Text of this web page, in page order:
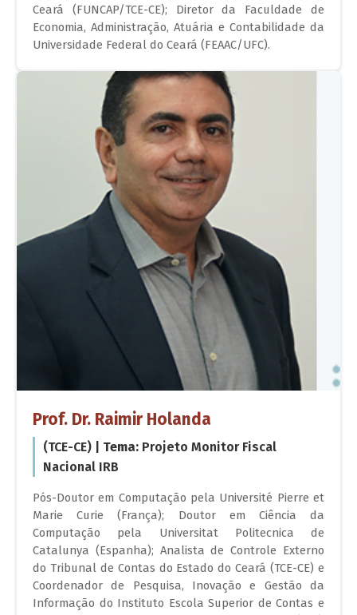
Ceará (FUNCAP/TCE-CE); Diretor da Faculdade de
Economia, Administração, Atuária e Contabilidade da
Universidade Federal do Ceará (FEAAC/UFC).
Prof. Dr. Raimir Holanda
(TCE-CE) | Tema: Projeto Monitor Fiscal
Nacional IRB
Pós-Doutor em Computação pela Université Pierre et
Marie Curie (França); Doutor em Ciência da
Computação pela Universitat Politecnica de
Catalunya (Espanha); Analista de Controle Externo
do Tribunal de Contas do Estado do Ceará (TCE-CE) e
Coordenador de Pesquisa, Inovação e Gestão da
Informação do Instituto Escola Superior de Contas e